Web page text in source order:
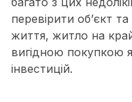
перевірити об’єкт
життя, житло на
вигідною покупкою
інвестицій.